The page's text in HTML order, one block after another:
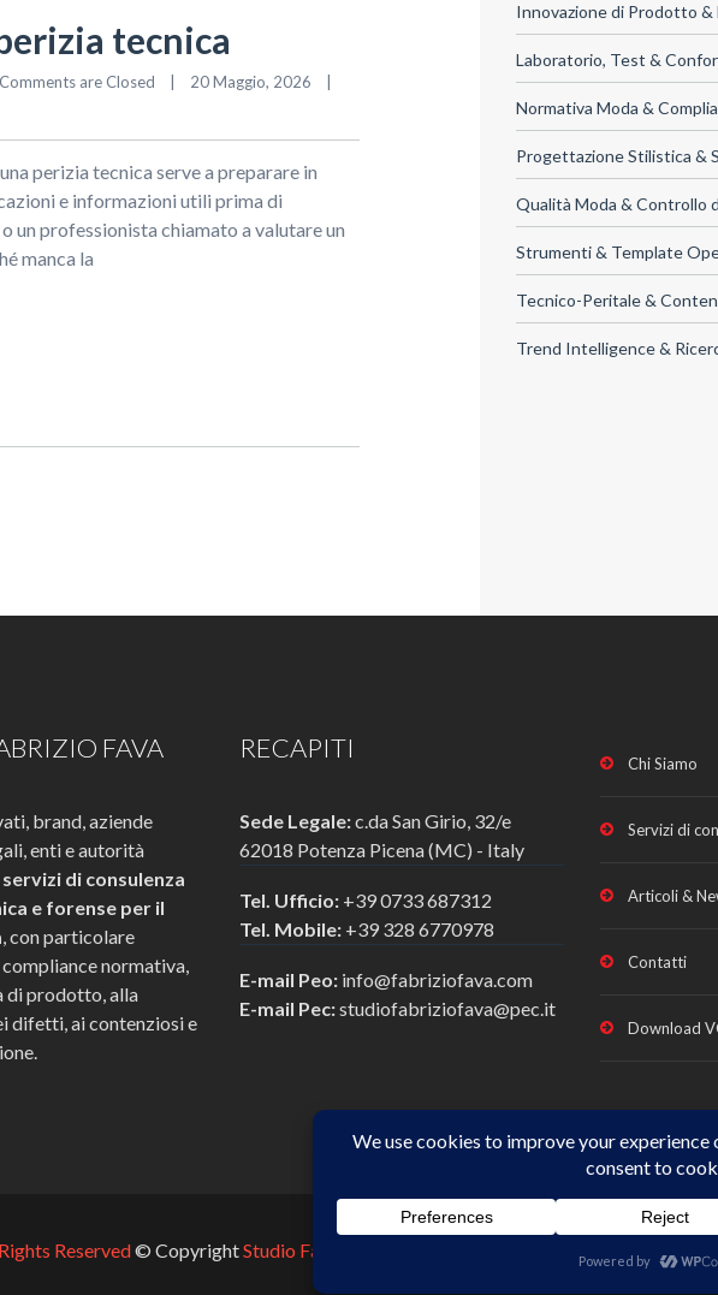
tecnica
Comments are Closed | 20 Maggio, 2026 |
perizia tecnica serve a preparare in
e informazioni utili prima di
un professionista chiamato a valutare un
manca la
Innovazione di Prodotto &
Laboratorio, Test &
Normativa Moda &
Progettazione Stilistica &
Qualità Moda & Controllo
Strumenti & Template
Tecnico-Peritale &
Trend Intelligence &
FAVA
brand, aziende
enti e autorità
servizi di consulenza
e forense per il
, con particolare
normativa,
di prodotto, alla
difetti, ai contenziosi e
RECAPITI
Sede Legale:c.da San Girio, 32/e
62018 Potenza Picena (MC) - Italy
Tel. Ufficio: +39 0733 687312
Tel. Mobile: +39 328 6770978
E-mail Peo: info@fabriziofava.com
E-mail Pec:studiofabriziofava@pec.it
Chi Siamo
Servizi di
Articoli &
Contatti
Download
Reserved© CopyrightStudio Fabrizio Fava